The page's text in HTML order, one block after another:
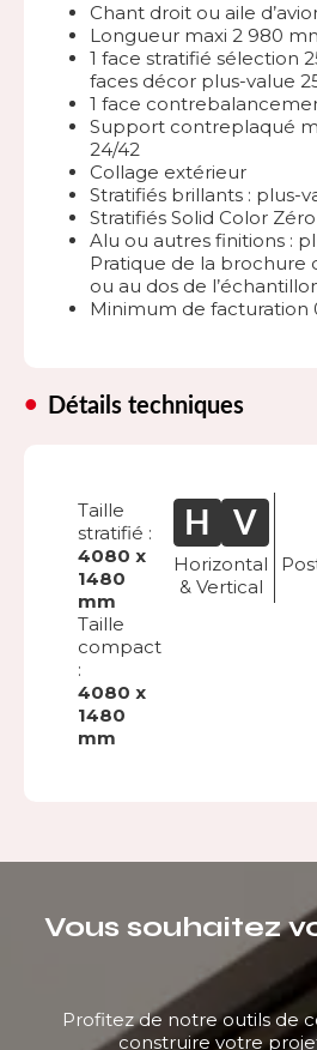
Chant droit ou aile
Longueur maxi 2 980
1 face stratifié sélection
faces décor plus-value
1 face
Support contreplaqué
24/42
Collage extérieur
Stratifiés brillants : plus-
Stratifiés Solid Color
Alu ou autres finitions :
Pratique de la brochure
ou au dos de
Minimum de facturation
Détails techniques
Taille
stratifié :
4080 x
1480
mm
Taille
compact
:
4080 x
1480
mm
Horizontal
& Vertical
Vous souhaitez
Profitez de notre outils de
construire votre